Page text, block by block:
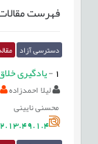
فهرست مقالات
دسترسی آزاد مقاله
-یادگیری
لیلا احمدزاده
محسنی نایینی